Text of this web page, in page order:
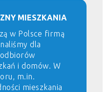
MIESZKANIA
w Polsce firmą
dla
i domów. W
m.in.
mieszkania